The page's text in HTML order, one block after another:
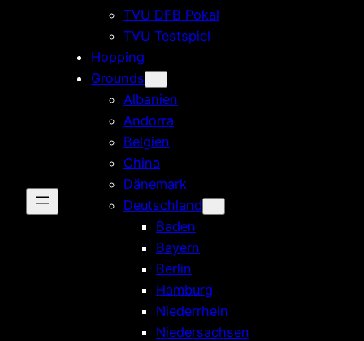
TVU DFB Pokal
TVU Testspiel
Hopping
Grounds
Albanien
Andorra
Belgien
China
Dänemark
Deutschland
Baden
Bayern
Berlin
Hamburg
Niederrhein
Niedersachsen